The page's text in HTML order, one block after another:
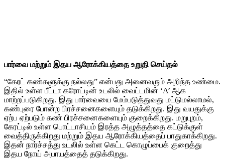
பார்வை மற்றும் இதய ஆரோக்கியத்தை உறுதி செய்தல்
“கேரட் கண்களுக்கு நல்லது” என்பது அனைவரும் அறிந்த உண்மை.
இதில் உள்ள பீட்டா கரோட்டின் உடலில் வைட்டமின் ‘A’ ஆக
மாற்றப்படுகிறது. இது பார்வையை மேம்படுத்துவது மட்டுமல்லாமல்,
கண்புரை போன்ற பிரச்சனைகளையும் தடுக்கிறது. இது வயதுக்கு
ஏற்ப ஏற்படும் கண் பிரச்சனைகளையும் குறைக்கிறது. மறுபுறம்,
கேரட்டில் உள்ள பொட்டாசியம் இரத்த அழுத்தத்தை கட்டுக்குள்
வைத்திருக்கிறது மற்றும் இதய ஆரோக்கியத்தைப் பாதுகாக்கிறது.
இதன் நார்ச்சத்து உடலில் உள்ள கெட்ட கொழுப்பைக் குறைத்து
இதய நோய் அபாயத்தைத் தடுக்கிறது.